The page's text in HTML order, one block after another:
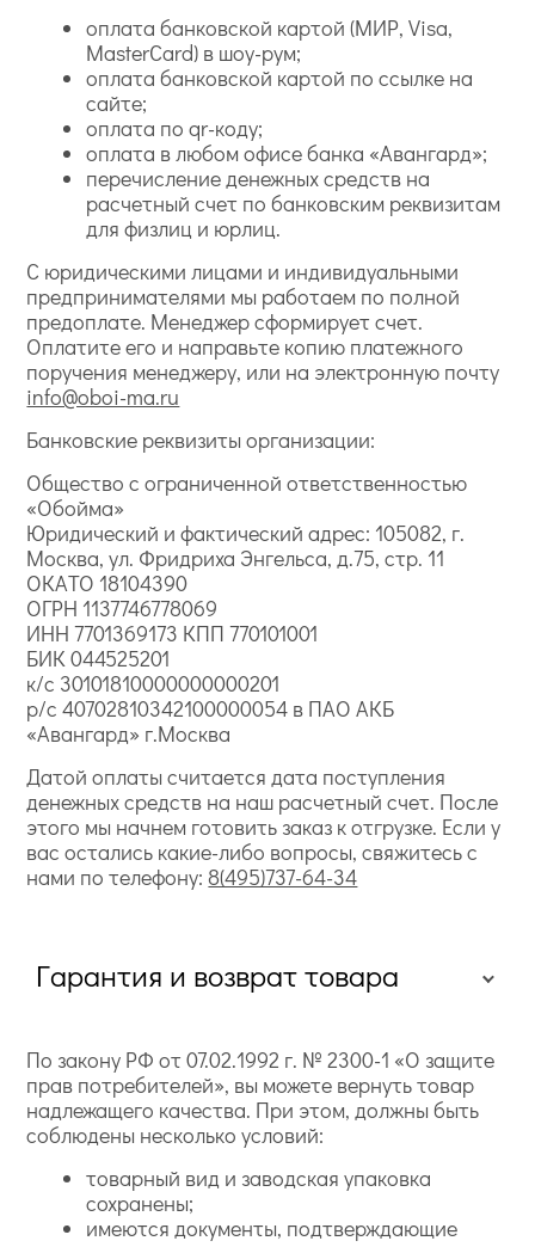
оплата банковской картой (МИР, Visa,
MasterCard) в шоу-рум;
оплата банковской картой по ссылке на
сайте;
оплата по qr-коду;
оплата в любом офисе банка «Авангард»;
перечисление денежных средств на
расчетный счет по банковским реквизитам
для физлиц и юрлиц.
С юридическими лицами и индивидуальными
предпринимателями мы работаем по полной
предоплате. Менеджер сформирует счет.
Оплатите его и направьте копию платежного
поручения менеджеру, или на электронную почту
info@oboi-ma.ru
Банковские реквизиты организации:
Общество с ограниченной ответственностью
«Обойма»
Юридический и фактический адрес: 105082, г.
Москва, ул. Фридриха Энгельса, д.75, стр. 11
ОКАТО 18104390
ОГРН 1137746778069
ИНН 7701369173 КПП 770101001
БИК 044525201
к/с 30101810000000000201
р/с 40702810342100000054 в ПАО АКБ
«Авангард» г.Москва
Датой оплаты считается дата поступления
денежных средств на наш расчетный счет. После
этого мы начнем готовить заказ к отгрузке. Если у
вас остались какие-либо вопросы, свяжитесь с
нами по телефону: 8(495)737-64-34
Гарантия и возврат товара
По закону РФ от 07.02.1992 г. № 2300-1 «О защите
прав потребителей», вы можете вернуть товар
надлежащего качества. При этом, должны быть
соблюдены несколько условий:
товарный вид и заводская упаковка
сохранены;
имеются документы, подтверждающие